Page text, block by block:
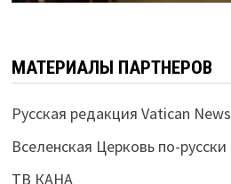
МАТЕРИАЛЫ ПАРТНЕРОВ
Русская редакция Vatican News
Вселенская Церковь по-русски
ТВ КАНА